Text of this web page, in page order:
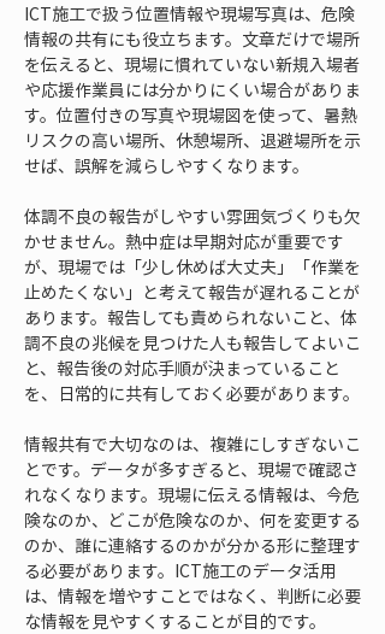
ICT施工で扱う位置情報や現場写真は、危険
情報の共有にも役立ちます。文章だけで場所
を伝えると、現場に慣れていない新規入場者
や応援作業員には分かりにくい場合がありま
す。位置付きの写真や現場図を使って、暑熱
リスクの高い場所、休憩場所、退避場所を示
せば、誤解を減らしやすくなります。
体調不良の報告がしやすい雰囲気づくりも欠
かせません。熱中症は早期対応が重要です
が、現場では「少し休めば大丈夫」「作業を
止めたくない」と考えて報告が遅れることが
あります。報告しても責められないこと、体
調不良の兆候を見つけた人も報告してよいこ
と、報告後の対応手順が決まっていること
を、日常的に共有しておく必要があります。
情報共有で大切なのは、複雑にしすぎないこ
とです。データが多すぎると、現場で確認さ
れなくなります。現場に伝える情報は、今危
険なのか、どこが危険なのか、何を変更する
のか、誰に連絡するのかが分かる形に整理す
る必要があります。ICT施工のデータ活用
は、情報を増やすことではなく、判断に必要
な情報を見やすくすることが目的です。